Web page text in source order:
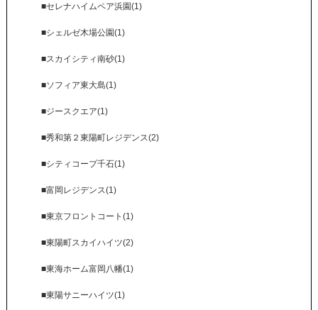
■セレナハイムペア浜園(1)
■シェルゼ木場公園(1)
■スカイシティ南砂(1)
■ソフィア東大島(1)
■ジースクエア(1)
■秀和第２東陽町レジデンス(2)
■シティコープ千石(1)
■富岡レジデンス(1)
■東京フロントコート(1)
■東陽町スカイハイツ(2)
■東海ホーム富岡八幡(1)
■東陽サニーハイツ(1)